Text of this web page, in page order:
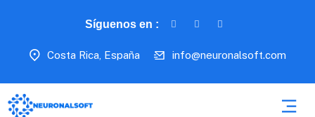
Síguenos en :
Costa Rica, España info@neuronalsoft.com